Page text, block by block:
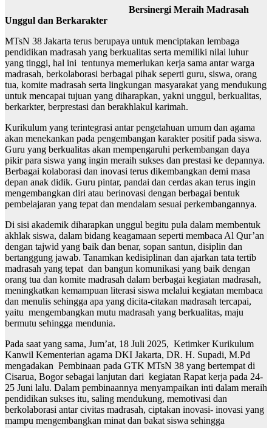
Bersinergi Meraih Madrasah
Unggul dan Berkarakter
MTsN 38 Jakarta terus berupaya untuk menciptakan lembaga
pendidikan madrasah yang berkualitas serta memiliki nilai luhur
yang tinggi, hal ini tentunya memerlukan kerja sama antar warga
madrasah, berkolaborasi berbagai pihak seperti guru, siswa, orang
tua, komite madrasah serta lingkungan masyarakat yang mendukung
untuk mencapai tujuan yang diharapkan, yakni unggul, berkualitas,
berkarkter, berprestasi dan berakhlakul karimah.
Kurikulum yang terintegrasi antar pengetahuan umum dan agama
akan menekankan pada pengembangan karakter positif pada siswa.
Guru yang berkualitas akan mempengaruhi perkembangan daya
pikir para siswa yang ingin meraih sukses dan prestasi ke depannya.
Berbagai kolaborasi dan inovasi terus dikembangkan demi masa
depan anak didik. Guru pintar, pandai dan cerdas akan terus ingin
mengembangkan diri atau berinovasi dengan berbagai bentuk
pembelajaran yang tepat dan mendalam sesuai perkembangannya.
Di sisi akademik diharapkan unggul begitu pula dalam membentuk
akhlak siswa, dalam bidang keagamaan seperti membaca Al Qur’an
dengan tajwid yang baik dan benar, sopan santun, disiplin dan
bertanggung jawab. Tanamkan kedisiplinan dan ajarkan tata tertib
madrasah yang tepat dan bangun komunikasi yang baik dengan
orang tua dan komite madrasah dalam berbagai kegiatan madrasah,
meningkatkan kemampuan literasi siswa melalui kegiatan membaca
dan menulis sehingga apa yang dicita-citakan madrasah tercapai,
yaitu mengembangkan mutu madrasah yang berkualitas, maju
bermutu sehingga mendunia.
Pada saat yang sama, Jum’at, 18 Juli 2025, Ketimker Kurikulum
Kanwil Kementerian agama DKI Jakarta, DR. H. Supadi, M.Pd
mengadakan Pembinaan pada GTK MTsN 38 yang bertempat di
Cisarua, Bogor sebagai lanjutan dari kegiatan Rapat kerja pada 24-
25 Juni lalu. Dalam pembinaannya menyampaikan inti dalam meraih
pendidikan sukses itu, saling mendukung, memotivasi dan
berkolaborasi antar civitas madrasah, ciptakan inovasi- inovasi yang
mampu mengembangkan minat dan bakat siswa sehingga